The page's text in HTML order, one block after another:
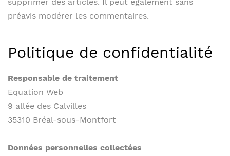
préavis modérer les commentaires.
Politique de confidentialité
Responsable de traitement
Equation Web
9 allée des Calvilles
35310 Bréal-sous-Montfort
Données personnelles collectées